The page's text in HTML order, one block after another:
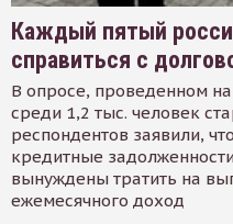
Каждый пятый
справиться с
В опросе, проведенном
среди 1,2 тыс. человек
респондентов заявили,
кредитные
вынуждены тратить на
ежемесячного доход